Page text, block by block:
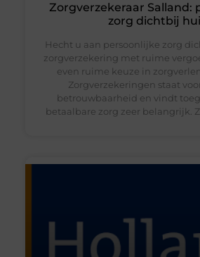
Zorgverzekeraar Salland:
zorg dichtbij
Hecht u aan persoonlijke zorg
zorgverzekering met ruime
even ruime keuze in
Zorgverzekeringen staat
betrouwbaarheid en vindt
betaalbare zorg zeer belangrijk.